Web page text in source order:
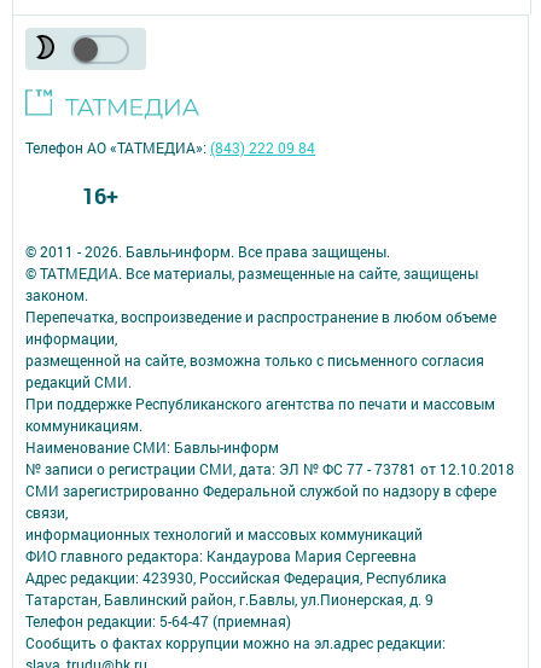
© 2011 - 2026. Бавлы-информ. Все права защищены.
© ТАТМЕДИА. Все материалы, размещенные на сайте, защищены
законом.
Перепечатка, воспроизведение и распространение в любом объеме
информации,
размещенной на сайте, возможна только с письменного согласия
редакций СМИ.
При поддержке Республиканского агентства по печати и массовым
коммуникациям.
Наименование СМИ: Бавлы-информ
№ записи о регистрации СМИ, дата: ЭЛ № ФС 77 - 73781 от 12.10.2018
СМИ зарегистрированно Федеральной службой по надзору в сфере
связи,
информационных технологий и массовых коммуникаций
ФИО главного редактора: Кандаурова Мария Сергеевна
Адрес редакции: 423930, Российская Федерация, Республика
Татарстан, Бавлинский район, г.Бавлы, ул.Пионерская, д. 9
Телефон редакции: 5-64-47 (приемная)
Сообщить о фактах коррупции можно на эл.адрес редакции:
Телефон АО «ТАТМЕДИА»:(843) 222 09 84
16+